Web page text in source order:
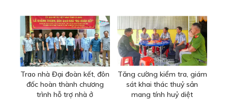
Trao nhà Đại đoàn kết, đôn
đốc hoàn thành chương
trình hỗ trợ nhà ở
Tăng cường kiểm tra, giám
sát khai thác thuỷ sản
mang tính huỷ diệt